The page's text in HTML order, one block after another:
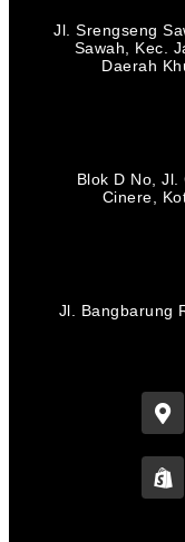
Jl. Srengseng
Sawah, Kec.
Daerah
Blok D No,
Cinere,
Jl. Bangbarung